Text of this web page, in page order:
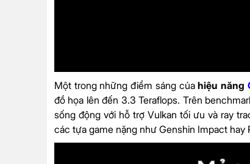
Một trong những điểm sáng củahiệu năng
đồ họa lên đến 3.3 Teraflops. Trên
sống động với hỗ trợ Vulkan tối ưu và ray
các tựa game nặng như Genshin Impact hay